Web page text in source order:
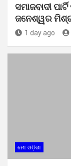
ସମାଜବାଦୀ
ଜନେଶ୍ୱର
1 day ago
ମୋ ଓଡ଼ିଶା